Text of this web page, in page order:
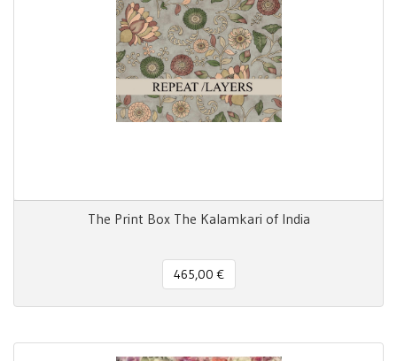
The Print Box The Kalamkari of India
465,00 €